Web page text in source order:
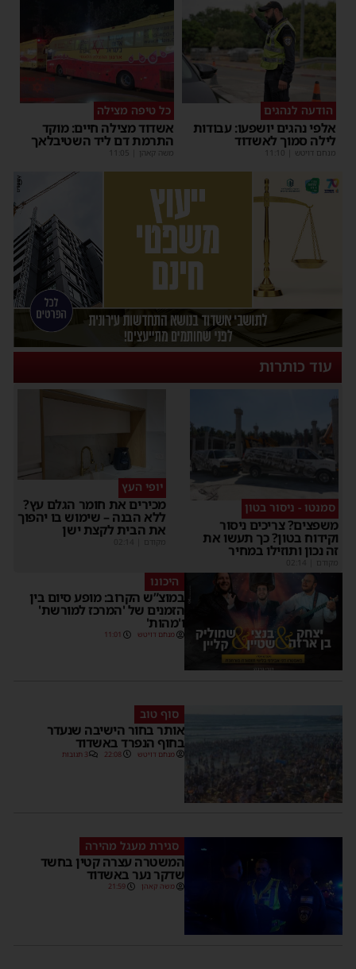
הודעה לנהגים
אלפי נהגים יושפעו: עבודות
לילה סמוך לאשדוד
מנחם דויטש 11:10
כל טיפה מצילה
אשדוד מצילה חיים: מוקד
התרמת דם ליד השטיבלאך
משה קאהן 11:05
עוד כותרות
סמנטו - ניסור בטון
משפצים? צריכים ניסור
וקידוח בטון? כך תעשו את
זה נכון ותוזילו במחיר
מקודם
יופי העץ
מכירים את חומר הגלם עץ?
ללא הבנה – שימוש בו יהפוך
את הבית לקצת ישן
מקודם
היכונו
במוצ”ש הקרוב: מופע סיום בין
הזמנים של 'המרכז למורשת'
ו'מהות'
מנחם דויטש 11:01
סוף טוב
אותר בחור הישיבה שנעדר
בחוף הנפרד באשדוד
מנחם דויטש 22:08 3 תגובות
סגירת מעגל מהירה
המשטרה עצרה קטין בחשד
שדקר נער באשדוד
משה קאהן 21:59